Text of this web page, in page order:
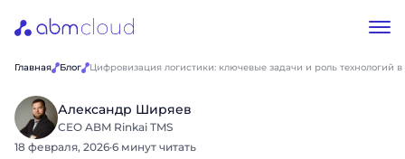
Главная Блог Цифровизация логистики: ключевые задачи и роль технологий
Александр Ширяев
CEO ABM Rinkai TMS
18 февраля, 2026·6 минут читать